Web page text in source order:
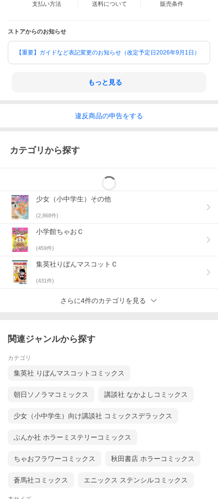
支払い方法 送料について 販売条件
ストアからのお知らせ
【重要】ガイドなど表記変更のお知らせ（改定予定日2026年9月1日）
もっと見る
違反商品の申告をする
カテゴリから探す
少女（小中学生）その他
(2,868件)
小学館ちゃおＣ
(459件)
集英社りぼんマスコットＣ
(431件)
さらに4件のカテゴリを見る
関連ジャンルから探す
カテゴリ
集英社 りぼんマスコットコミックス
朝日ソノラマコミックス 講談社 なかよしコミックス
少女（小中学生）向け講談社 コミックスデラックス
ぶんか社 ホラーミステリーコミックス
ちゃおフラワーコミックス 秋田書店 ホラーコミックス
蒼馬社コミックス エニックス ステンシルコミックス